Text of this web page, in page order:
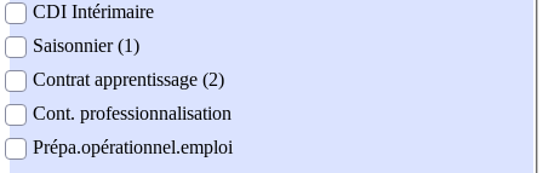
CDI Intérimaire
Saisonnier (1)
Contrat apprentissage (2)
Cont. professionnalisation
Prépa.opérationnel.emploi